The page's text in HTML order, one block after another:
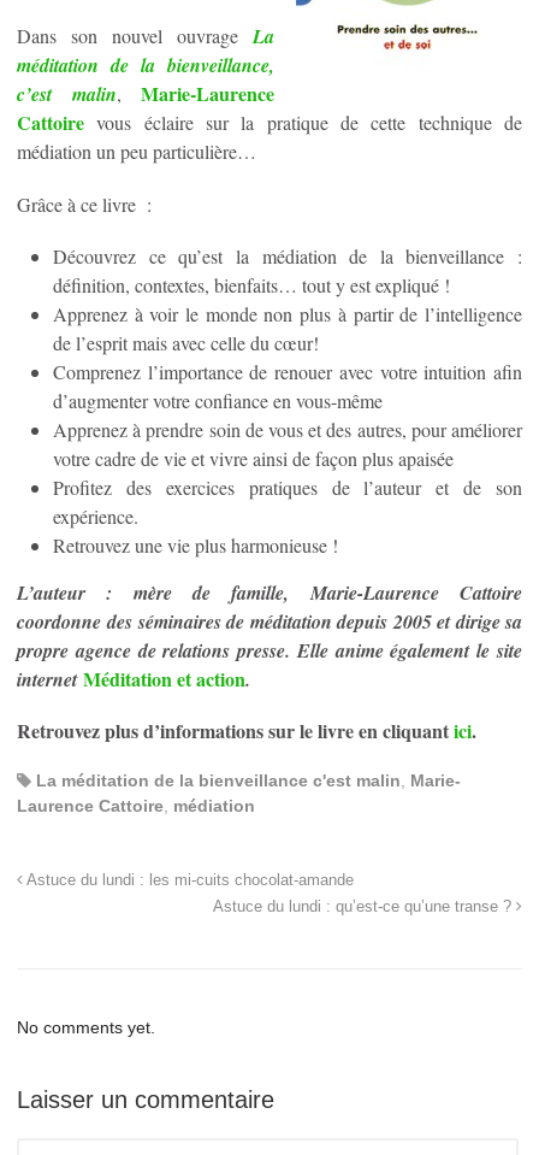
Dans son nouvel ouvrageLa
méditation de la bienveillance,
c’est malin, Marie-Laurence
Cattoire vous éclaire sur la pratique de cette technique de
médiation un peu particulière…
Grâce à ce livre :
Découvrez ce qu’est la médiation de la bienveillance :
définition, contextes, bienfaits… tout y est expliqué !
Apprenez à voir le monde non plus à partir de l’intelligence
de l’esprit mais avec celle du cœur!
Comprenez l’importance de renouer avec votre intuition afin
d’augmenter votre confiance en vous-même
Apprenez à prendre soin de vous et des autres, pour améliorer
votre cadre de vie et vivre ainsi de façon plus apaisée
Profitez des exercices pratiques de l’auteur et de son
expérience.
Retrouvez une vie plus harmonieuse !
L’auteur : mère de famille, Marie-Laurence Cattoire
coordonne des séminaires de méditation depuis 2005 et dirige sa
propre agence de relations presse. Elle anime également le site
internetMéditation et action.
Retrouvez plus d’informations sur le livre en cliquantici.
La méditation de la bienveillance c'est malin
Marie-
Laurence Cattoire médiation
Astuce du lundi : les mi-cuits chocolat-amande
Astuce du lundi : qu’est-ce qu’une transe ?
No comments yet.
Laisser un commentaire